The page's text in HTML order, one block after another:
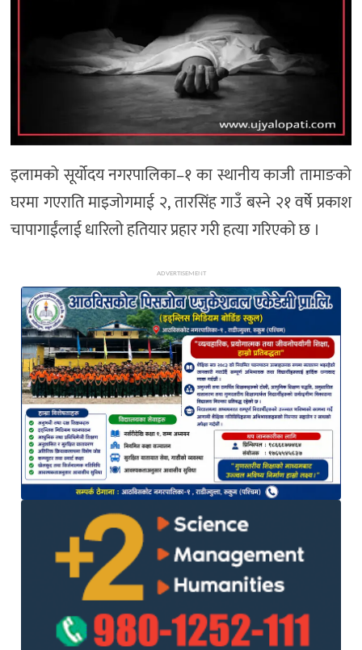
इलामको सूर्योदय नगरपालिका–१ का स्थानीय काजी तामाङको
घरमा गएराति माइजोगमाई २, तारसिंह गाउँ बस्ने २१ वर्षे प्रकाश
चापागाईंलाई धारिलो हतियार प्रहार गरी हत्या गरिएको छ ।
ADVERTISEMENT